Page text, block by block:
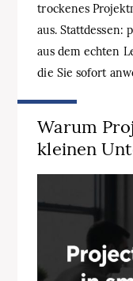
trockenes
aus. Stattdessen:
aus dem echten
die Sie sofort
Warum
kleinen